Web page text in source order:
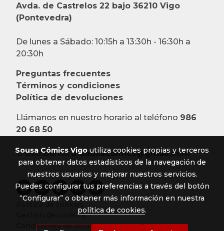
Avda. de Castrelos 22 bajo 36210 Vigo
(Pontevedra)
De lunes a Sábado: 10:15h a 13:30h - 16:30h a
20:30h
Preguntas frecuentes
Términos y condiciones
Política de devoluciones
Llámanos en nuestro horario al teléfono 986
20 68 50
O escríbenos a:sousacomics@gmail.com
Política de cookies
Gestión de cookies
Condiciones de compra
Sousa Cómics Vigo utiliza cookies propias y terceros
para obtener datos estadísticos de la navegación de
nuestros usuarios y mejorar nuestros servicios.
Puedes configurar tus preferencias a través del botón
“Configurar” o obtener más información en nuestra
política de cookies.